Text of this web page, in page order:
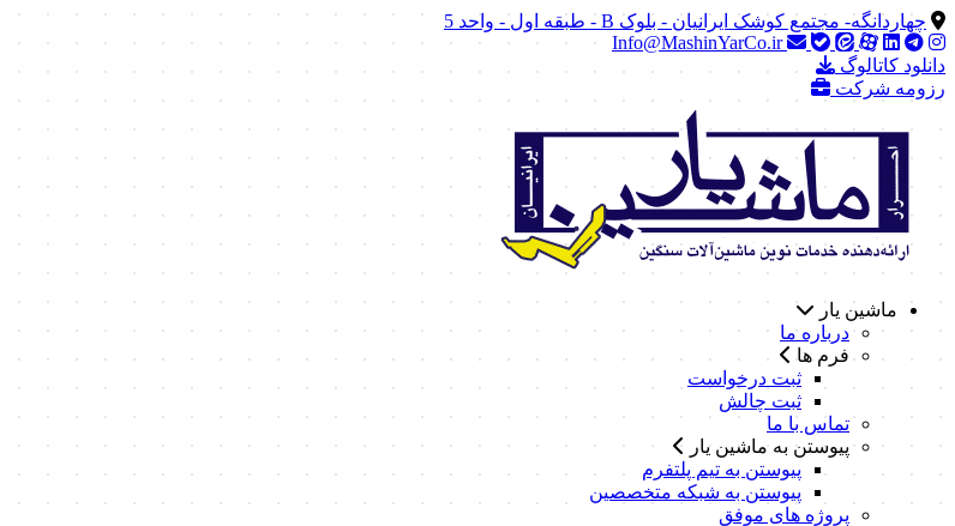
چهاردانگه- مجتمع کوشک ایرانیان - بلوک B - طبقه اول - واحد 5
Info@MashinYarCo.ir
دانلود کاتالوگ
رزومه شرکت
ماشین یار
درباره ما
فرم ها
ثبت درخواست
ثبت چالش
تماس با ما
پیوستن به ماشین یار
پیوستن به تیم پلتفرم
پیوستن به شبکه متخصصین
پروژه های موفق